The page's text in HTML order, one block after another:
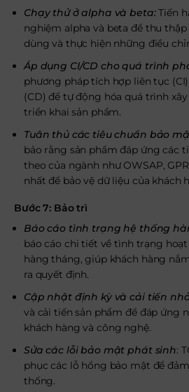
Chạy thử ở alpha và beta:Tiến
nghiệm alpha và beta để thu
dùng và thực hiện những điều
Áp dụng CI/CD cho quá trình
phương pháp tích hợp liên tục
(CD) để tự động hóa quá trình
triển khai sản phẩm.
Tuân thủ các tiêu chuẩn bảo
bảo rằng sản phẩm đáp ứng các
theo của ngành như OWSAP,
nhất để bảo vệ dữ liệu của khách
Bước 7: Bảo trì
Báo cáo tình trạng hệ thống
báo cáo chi tiết về tình trạng
hàng tháng, giúp khách hàng
ra quyết định.
Cập nhật định kỳ và cải tiến
và cải tiến sản phẩm để đáp ứng
khách hàng và công nghệ.
Sửa các lỗi bảo mật phát sinh:
phục các lỗ hổng bảo mật để
thống.